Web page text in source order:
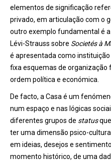
elementos de significação
privado, em articulação com o
outro exemplo fundamental é
Lévi-Strauss sobre Societés à
é apresentada como
fixa esquemas de organização
ordem política e económica.
De facto, a Casa é um
num espaço e nas lógicas
diferentes grupos de status
ter uma dimensão psico-
em ideias, desejos e
momento histórico, de uma